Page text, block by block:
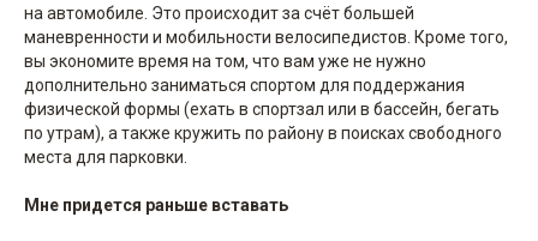
на автомобиле. Это происходит за счёт большей
маневренности и мобильности велосипедистов. Кроме того,
вы экономите время на том, что вам уже не нужно
дополнительно заниматься спортом для поддержания
физической формы (ехать в спортзал или в бассейн, бегать
по утрам), а также кружить по району в поисках свободного
места для парковки.
Мне придется раньше вставать